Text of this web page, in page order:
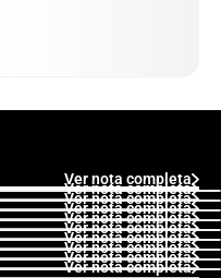
Ver nota completa
Ver nota completa
Ver nota completa
Ver nota completa
Ver nota completa
Ver nota completa
Ver nota completa
Ver nota completa
Ver nota completa
Ver nota completa